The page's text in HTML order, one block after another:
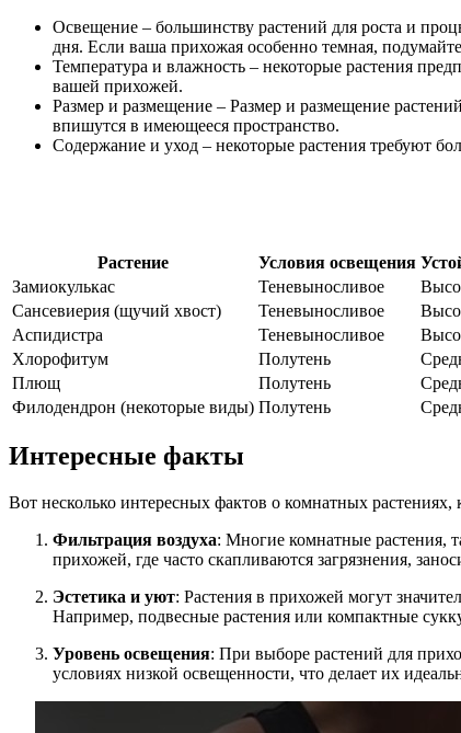
Освещение – большинству растений для роста и
дня. Если ваша прихожая особенно темная,
Температура и влажность – некоторые растения
вашей прихожей.
Размер и размещение – Размер и размещение
впишутся в имеющееся пространство.
Содержание и уход – некоторые растения требуют
Растение Условия освещения
Замиокулькас
Теневыносливое
Сансевиерия (щучий хвост)
Теневыносливое
Аспидистра
Теневыносливое
Хлорофитум
Полутень
Плющ
Полутень
Филодендрон (некоторые виды) Полутень
Интересные факты
Вот несколько интересных фактов о комнатных
Фильтрация воздуха: Многие комнатные растения,
прихожей, где часто скапливаются загрязнения,
Эстетика и уют: Растения в прихожей могут
Например, подвесные растения или компактные
Уровень освещения: При выборе растений для
условиях низкой освещенности, что делает их